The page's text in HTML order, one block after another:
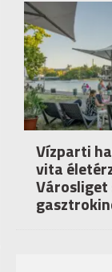
Vízparti
vita